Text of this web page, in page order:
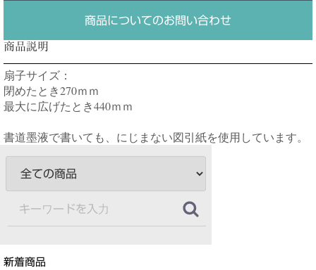
商品についてのお問い合わせ
商品説明
扇子サイズ：
閉めたとき270ｍｍ
最大に広げたとき440ｍｍ
書道墨液で書いても、にじまない図引紙を使用しています。
新着商品